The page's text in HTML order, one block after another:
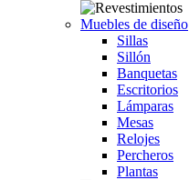
Muebles de diseño
Sillas
Sillón
Banquetas
Escritorios
Lámparas
Mesas
Relojes
Percheros
Plantas